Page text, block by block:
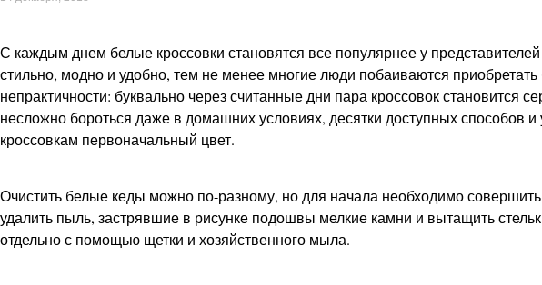
С каждым днем белые кроссовки становятся все популярнее у
стильно, модно и удобно, тем не менее многие люди побаиваются
непрактичности: буквально через считанные дни пара кроссовок становится
несложно бороться даже в домашних условиях, десятки доступных способов
кроссовкам первоначальный цвет.
Очистить белые кеды можно по-разному, но для начала необходимо
удалить пыль, застрявшие в рисунке подошвы мелкие камни и вытащить
отдельно с помощью щетки и хозяйственного мыла.